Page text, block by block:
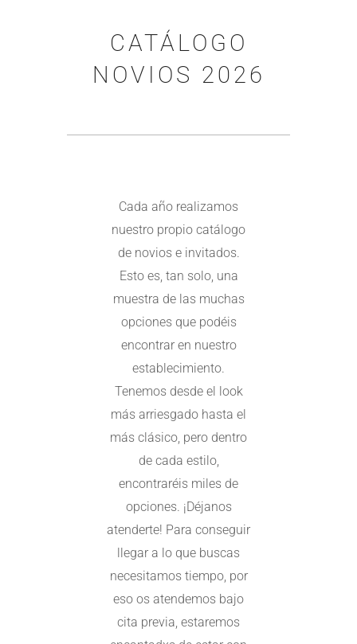
CATÁLOGO
NOVIOS 2026
Cada año realizamos
nuestro propio catálogo
de novios e invitados.
Esto es, tan solo, una
muestra de las muchas
opciones que podéis
encontrar en nuestro
establecimiento.
Tenemos desde el look
más arriesgado hasta el
más clásico, pero dentro
de cada estilo,
encontraréis miles de
opciones. ¡Déjanos
atenderte! Para conseguir
llegar a lo que buscas
necesitamos tiempo, por
eso os atendemos bajo
cita previa, estaremos